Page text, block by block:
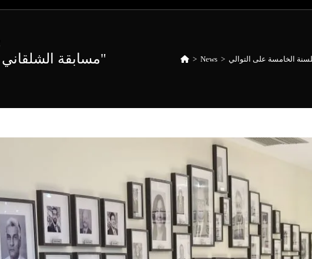
"مسابقة الشلقاني في مجال المنازعات والقضايا"
> News > الخامسة على التوالي